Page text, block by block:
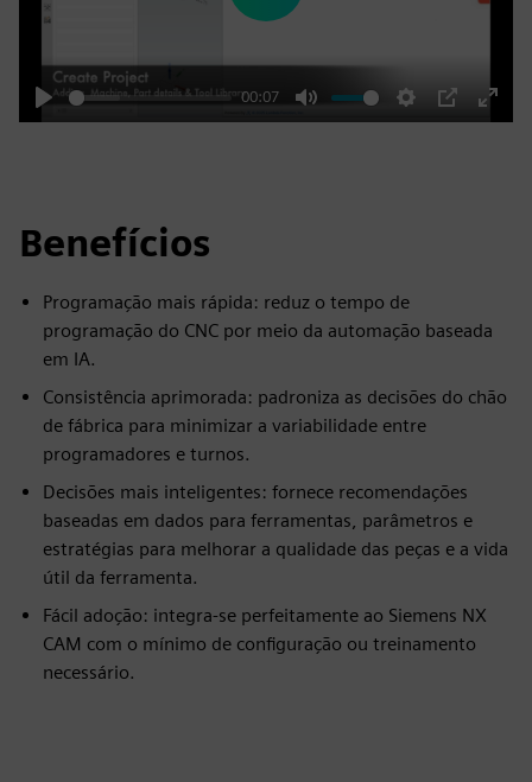
Play
00:07
Mute Settings
PIP
Enter
Benefícios
Programação mais rápida: reduz o tempo de
programação do CNC por meio da automação baseada
em IA.
Consistência aprimorada: padroniza as decisões do chão
de fábrica para minimizar a variabilidade entre
programadores e turnos.
Decisões mais inteligentes: fornece recomendações
baseadas em dados para ferramentas, parâmetros e
estratégias para melhorar a qualidade das peças e a vida
útil da ferramenta.
Fácil adoção: integra-se perfeitamente ao Siemens NX
CAM com o mínimo de configuração ou treinamento
necessário.